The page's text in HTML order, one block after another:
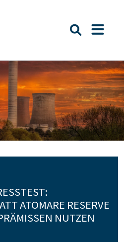
Suche
ATOMARE RESERVE
NUTZEN